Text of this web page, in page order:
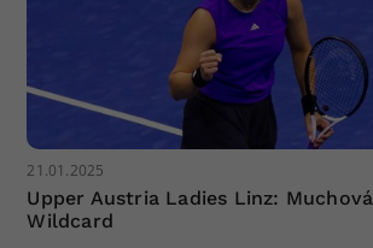
21.01.2025
Upper Austria Ladies Linz:
Wildcard